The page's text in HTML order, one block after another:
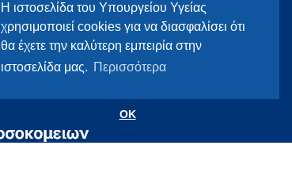
Η ιστοσελίδα του Υπουργείου Υγείας
χρησιμοποιεί cookies για να διασφαλίσει ότι
θα έχετε την καλύτερη εμπειρία στην
ιστοσελίδα μας. Περισσότερα
OK